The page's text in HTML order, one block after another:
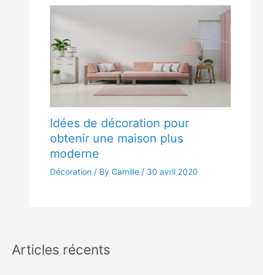
Idées de décoration pour
obtenir une maison plus
moderne
Décoration / By Camille / 30 avril 2020
Articles récents